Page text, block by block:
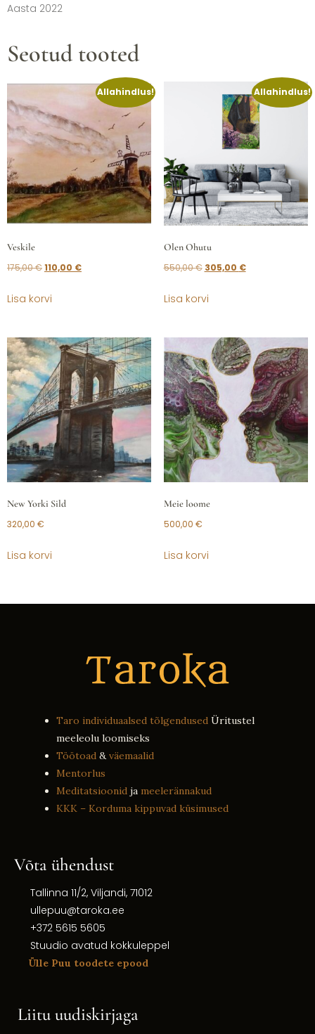
Aasta 2022
Seotud tooted
Allahindlus!
Veskile
175,00€110,00 €
Lisa korvi
Allahindlus!
Olen Ohutu
550,00€ 305,00 €
Lisa korvi
New Yorki Sild
320,00 €
Lisa korvi
Meie loome
500,00 €
Lisa korvi
Taro individuaalsed tõlgendused Üritustel
meeleolu loomiseks
Töötoad &väemaalid
Mentorlus
Meditatsioonid ja meelerännakud
KKK – Korduma kippuvad küsimused
Võta ühendust
Tallinna 11/2, Viljandi, 71012
ullepuu@taroka.ee
+372 5615 5605
Stuudio avatud kokkuleppel
Ülle Puu toodete epood
Liitu uudiskirjaga